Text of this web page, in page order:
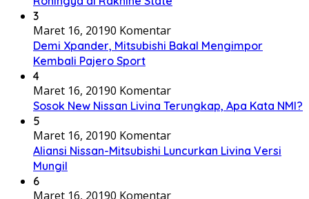
3
Maret 16, 20190 Komentar
Demi Xpander, Mitsubishi Bakal Mengimpor
Kembali Pajero Sport
4
Maret 16, 20190 Komentar
Sosok New Nissan Livina Terungkap, Apa Kata NMI?
5
Maret 16, 20190 Komentar
Aliansi Nissan-Mitsubishi Luncurkan Livina Versi
Mungil
6
Maret 16, 20190 Komentar